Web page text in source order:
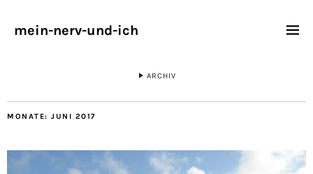
mein-nerv-und-ich
ARCHIV
MONATE: JUNI 2017